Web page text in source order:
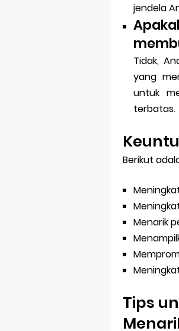
jendela
Tidak,
yang
untuk
terbatas.
Berikut
Menarik
Tips